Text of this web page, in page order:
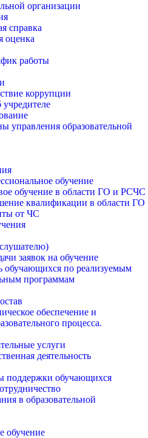
организации
справка
оценка
работы
коррупции
управления образовательной
обучение
обучение в области ГО и РСЧС
квалификации в области ГО
от ЧС
заявок на обучение
обучающихся по реализуемым
программам
обеспечение и
процесса.
услуги
деятельность
поддержки обучающихся
в образовательной
обучение